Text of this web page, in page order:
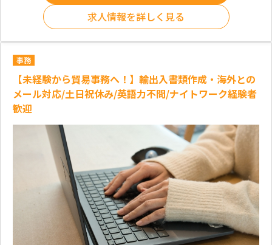
求人情報を詳しく見る
事務
【未経験から貿易事務へ！】輸出入書類作成・海外との
メール対応/土日祝休み/英語力不問/ナイトワーク経験者
歓迎